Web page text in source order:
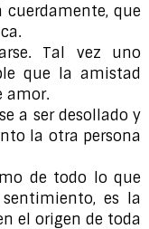
cuerdamente, que
Tal vez uno
que la amistad
amor.
a ser desollado y
la otra persona
de todo lo que
es la
el origen de toda